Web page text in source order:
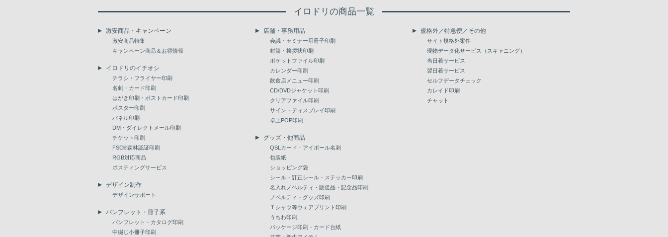
イロドリの商品一覧
激安商品・キャンペーン
激安商品特集
キャンペーン商品＆お得情報
イロドリのイチオシ
チラシ・フライヤー印刷
名刺・カード印刷
はがき印刷・ポストカード印刷
ポスター印刷
パネル印刷
DM・ダイレクトメール印刷
チケット印刷
FSC®森林認証印刷
RGB対応商品
ポスティングサービス
デザイン制作
デザインサポート
パンフレット・冊子系
パンフレット・カタログ印刷
中綴じ小冊子印刷
店舗・事務用品
会議・セミナー用冊子印刷
封筒・挨拶状印刷
ポケットファイル印刷
カレンダー印刷
飲食店メニュー印刷
CD/DVDジャケット印刷
クリアファイル印刷
サイン・ディスプレイ印刷
卓上POP印刷
グッズ・他商品
QSLカード・アイボール名刺
包装紙
ショッピング袋
シール・訂正シール・ステッカー印刷
名入れノベルティ・販促品・記念品印刷
ノベルティ・グッズ印刷
Ｔシャツ等ウェアプリント印刷
うちわ印刷
パッケージ印刷・カード台紙
規格外／特急便／その他
サイト規格外案件
現物データ化サービス（スキャニング）
当日着サービス
翌日着サービス
セルフデータチェック
カレイド印刷
チャット